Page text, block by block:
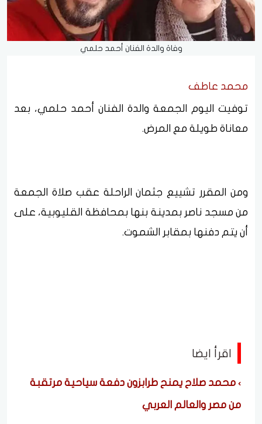
وفاة والدة الفنان أحمد حلمي
محمد عاطف
توفيت اليوم الجمعة والدة الفنان أحمد حلمي، بعد
معاناة طويلة مع المرض.
ومن المقرر تشييع جثمان الراحلة عقب صلاة الجمعة
من مسجد ناصر بمدينة بنها بمحافظة القليوبية، على
أن يتم دفنها بمقابر الشموت.
اقرأ ايضا
محمد صلاح يمنح طرابزون دفعة سياحية مرتقبة
من مصر والعالم العربي